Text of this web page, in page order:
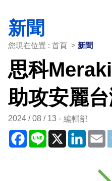
新聞
您現在位置 : 首頁 > 新聞
思科
助攻安麗
2024 / 08 / 13 編輯部
Facebook
Line X